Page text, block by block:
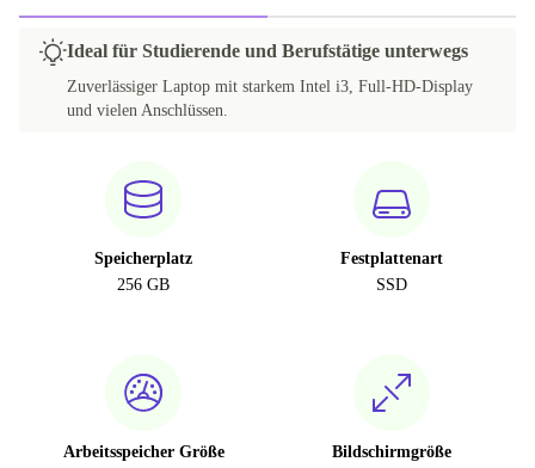
Ideal für Studierende und Berufstätige unterwegs
Zuverlässiger Laptop mit starkem Intel i3, Full-HD-Display
und vielen Anschlüssen.
Speicherplatz
256 GB
Festplattenart
SSD
Arbeitsspeicher Größe
Bildschirmgröße